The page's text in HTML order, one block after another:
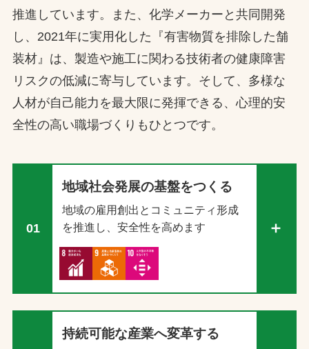
推進しています。また、化学メーカーと共同開発
し、2021年に実用化した『有害物質を排除した舗
装材』は、製造や施工に関わる技術者の健康障害
リスクの低減に寄与しています。そして、多様な
人材が自己能力を最大限に発揮できる、心理的安
全性の高い職場づくりもひとつです。
01
地域社会発展の基盤をつくる
地域の雇用創出とコミュニティ形成
を推進し、安全性を高めます
持続可能な産業へ変革する